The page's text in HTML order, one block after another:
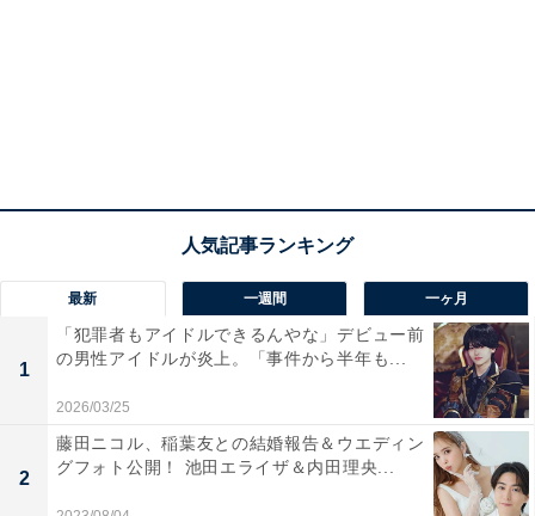
最新 一週間 一ヶ月
1
「犯罪者もアイドルできるんやな」デビュー前
の男性アイドルが炎上。「事件から半年も...
2026/03/25
2
藤田ニコル、稲葉友との結婚報告＆ウエディン
グフォト公開！ 池田エライザ＆内田理央...